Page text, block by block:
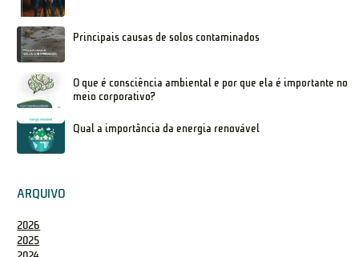
Principais causas de solos contaminados
O que é consciência ambiental e por que ela é importante no
meio corporativo?
Qual a importância da energia renovável
ARQUIVO
2026
2025